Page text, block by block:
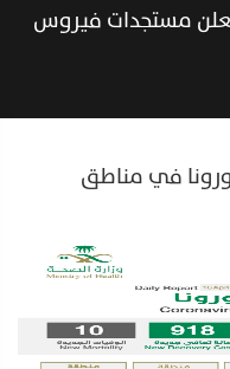
مستجدات فيروس
في مناطق